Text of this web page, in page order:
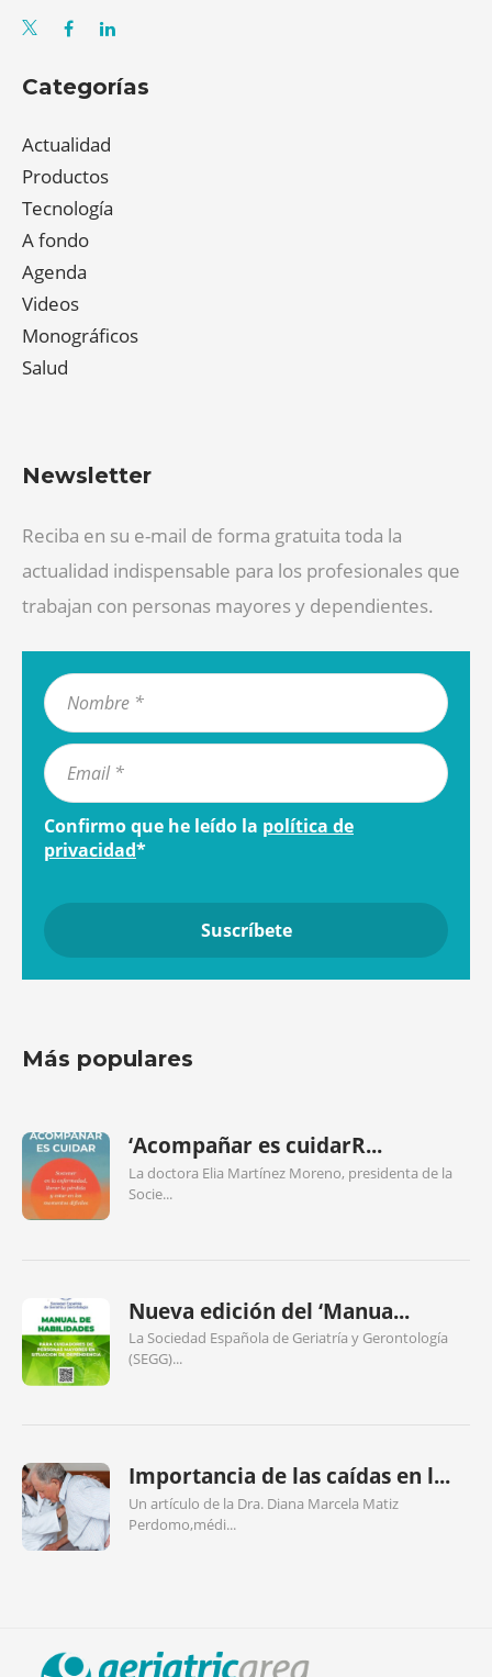
Categorías
Actualidad
Productos
Tecnología
A fondo
Agenda
Videos
Monográficos
Salud
Newsletter
Reciba en su e-mail de forma gratuita toda la
actualidad indispensable para los profesionales que
trabajan con personas mayores y dependientes.
Confirmo que he leído la política de
privacidad*
Más populares
‘Acompañar es cuidarR...
La doctora Elia Martínez Moreno, presidenta de la
Socie...
Nueva edición del ‘Manua...
La Sociedad Española de Geriatría y Gerontología
(SEGG)...
Importancia de las caídas en l...
Un artículo de la Dra. Diana Marcela Matiz
Perdomo,médi...